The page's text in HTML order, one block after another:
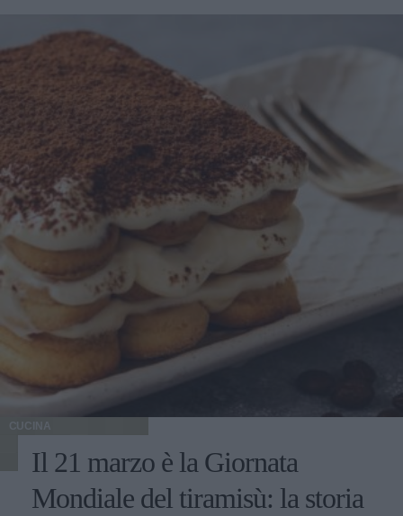
CUCINA
Il 21 marzo è la Giornata
Mondiale del tiramisù: la storia